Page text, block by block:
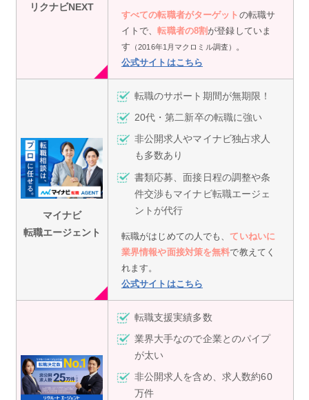
リクナビNEXT
すべての転職者がターゲット の転職サ
イトで、転職者の8割 が登録していま
す （2016年1月マクロミル調査）
。
公式サイトはこちら
マイナビ
転職エージェント
転職のサポート期間が無期限！
20代・第二新卒の転職に強い
非公開求人やマイナビ独占求人
も多数あり
書類応募、面接日程の調整や条
件交渉もマイナビ転職エージェ
ントが代行
転職がはじめての人でも、ていねいに
業界情報や面接対策を無料で教えてく
れます。
公式サイトはこちら
転職支援実績多数
業界大手なので企業とのパイプ
が太い
非公開求人を含め、求人数約60
万件